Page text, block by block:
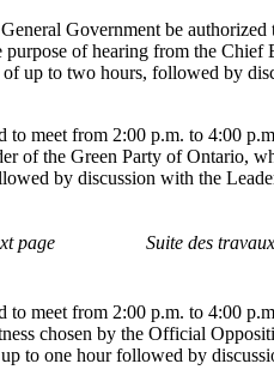
Government be
purpose of hearing from the
of up to two hours, followed by
to meet from 2:00 p.m. to 4:00
of the Green Party of Ontario,
by discussion with the
page Suite des
to meet from 2:00 p.m. to 4:00
chosen by the Official
to one hour followed by